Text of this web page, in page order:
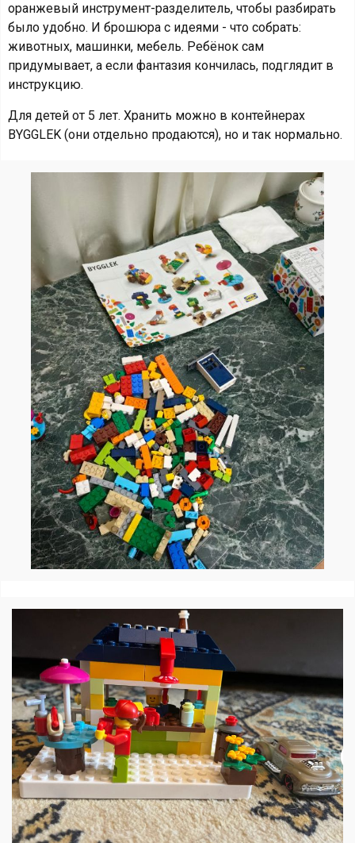
оранжевый инструмент-разделитель, чтобы разбирать
было удобно. И брошюра с идеями - что собрать:
животных, машинки, мебель. Ребёнок сам
придумывает, а если фантазия кончилась, подглядит в
инструкцию.
Для детей от 5 лет. Хранить можно в контейнерах
BYGGLEK (они отдельно продаются), но и так нормально.